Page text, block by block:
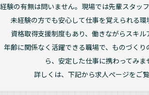
経験の有無は問いません。現場では先輩スタッ
未経験の方でも安心して仕事を覚えられる環
資格取得支援制度もあり、働きながらスキル
年齢に関係なく活躍できる職場で、ものづく
ら、安定した仕事に携わってみま
詳しくは、下記から求人ぺージをご